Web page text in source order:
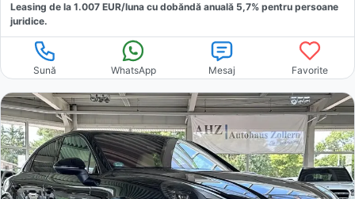
Leasing de la 1.007 EUR/luna cu dobăndă anuală 5,7% pentru persoane
juridice.
Sună WhatsApp Mesaj Favorite